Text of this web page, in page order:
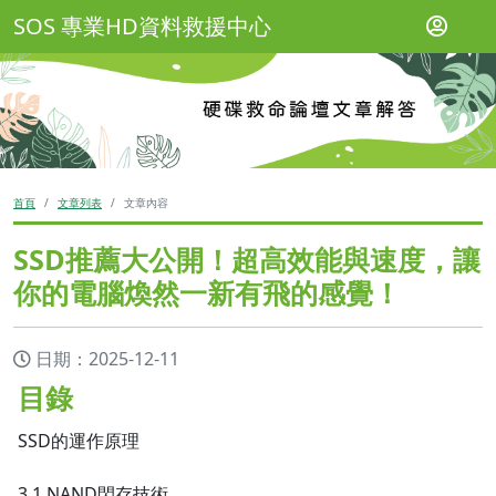
SOS 專業HD資料救援中心
首頁 文章列表 文章內容
SSD推薦大公開！超高效能與速度，讓
你的電腦煥然一新有飛的感覺！
日期：2025-12-11
目錄
SSD的運作原理